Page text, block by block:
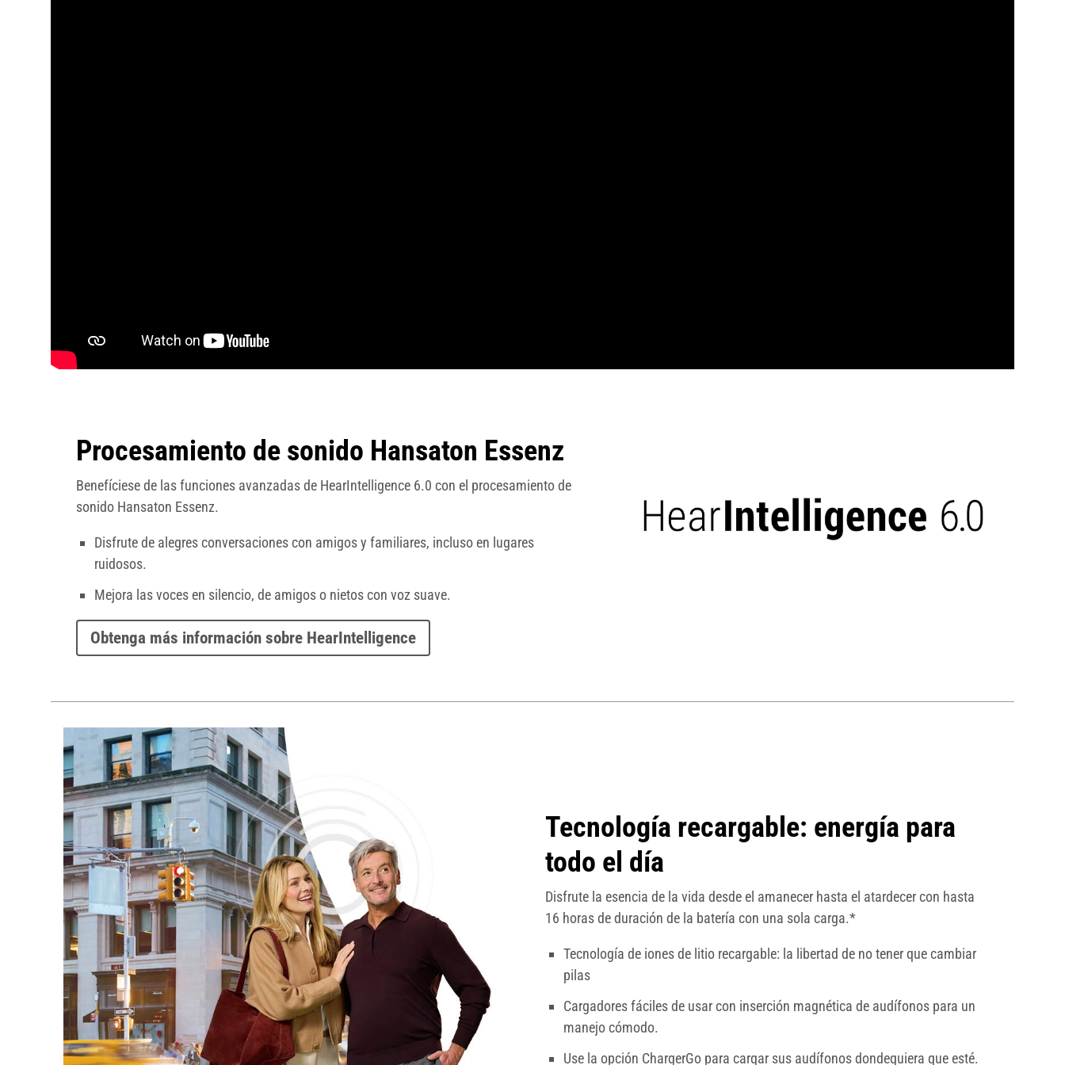
Procesamiento de sonido Hansaton Essenz
Benefíciese de las funciones avanzadas de HearIntelligence 6.0 con el procesamiento de
sonido Hansaton Essenz.
Disfrute de alegres conversaciones con amigos y familiares, incluso en lugares
ruidosos.
Mejora las voces en silencio, de amigos o nietos con voz suave.
Obtenga más información sobre HearIntelligence
Tecnología recargable: energía para
todo el día
Disfrute la esencia de la vida desde el amanecer hasta el atardecer con hasta
16 horas de duración de la batería con una sola carga.*
Tecnología de iones de litio recargable: la libertad de no tener que cambiar
pilas
Cargadores fáciles de usar con inserción magnética de audífonos para un
manejo cómodo.
Use la opción ChargerGo para cargar sus audífonos dondequiera que esté.